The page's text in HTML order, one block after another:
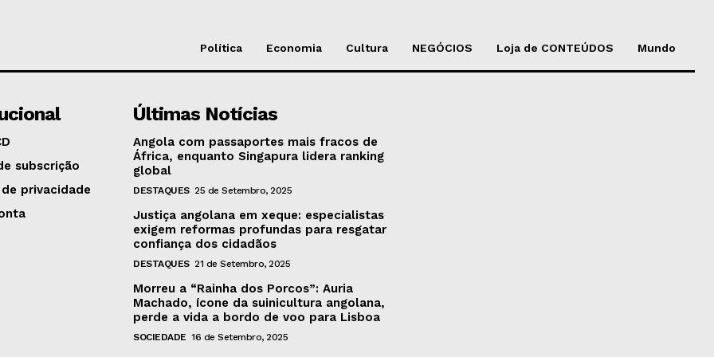
Política Economia Cultura NEGÓCIOS Loja de CONTEÚDOS Mundo
subscrição
privacidade
Últimas Notícias
Angola com passaportes mais fracos de
África, enquanto Singapura lidera ranking
global
DESTAQUES 25 de Setembro, 2025
Justiça angolana em xeque: especialistas
exigem reformas profundas para resgatar
confiança dos cidadãos
DESTAQUES 21 de Setembro, 2025
Morreu a “Rainha dos Porcos”: Auria
Machado, ícone da suinicultura angolana,
perde a vida a bordo de voo para Lisboa
SOCIEDADE 16 de Setembro, 2025